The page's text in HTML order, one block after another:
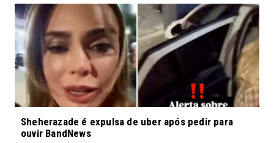
Sheherazade é expulsa de uber após pedir para
ouvir BandNews